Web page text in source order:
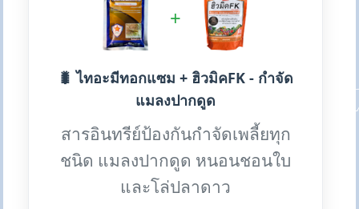
+
🐛 ไทอะมีทอกแซม + ฮิวมิคFK - กำจัด
แมลงปากดูด
สารอินทรีย์ป้องกันกำจัดเพลี้ยทุก
ชนิด แมลงปากดูด หนอนชอนใบ
และโล่ปลาดาว